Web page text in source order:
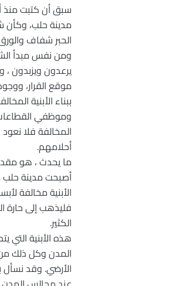
سبق أن كتبت منذ
مدينة حلب، وكأن
الحبر شفاف
ومن نفس مبدأ
يرعدون ويزبدون
موقع القرار،
ببناء الأبنية
وموظفي
المخالفة فلا
أحلامهم.
ما يحدث ، هو
أصبحت مدينة حلب
الأبنية مخالفة
فليذهب إلى حارة
الكثير.
هذه الأبنية التي
المدن وكل ذلك
الأرضي. وقد نسأل